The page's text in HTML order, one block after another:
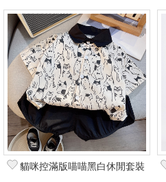
貓咪控滿版喵喵黑白休閒套裝